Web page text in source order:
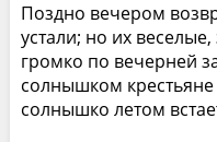
Поздно вечером
устали; но их
громко по вечерней
солнышком крестьяне
солнышко летом